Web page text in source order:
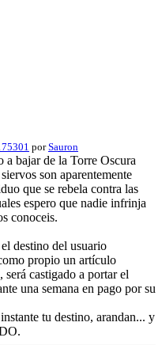
porSauron
a bajar de la Torre Oscura
son aparentemente
que se rebela contra las
espero que nadie infrinja
conoceis.
destino del usuario
propio un artículo
castigado a portar el
una semana en pago por su
tu destino, arandan... y